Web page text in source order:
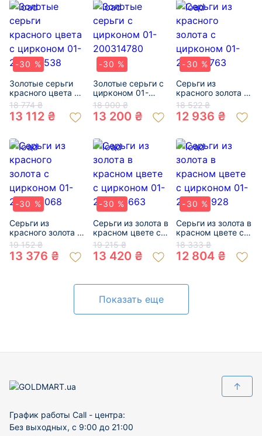
-30 %
Золотые серьги
красного цвета с
цирконом 01-
200070538
18 774 ₴
13 112 ₴
-30 %
Золотые серьги с
цирконом 01-
200314780
18 900 ₴
13 200 ₴
-30 %
Серьги из
красного золота с
цирконом 01-
200188763
18 522 ₴
12 936 ₴
-30 %
Серьги из
красного золота с
цирконом 01-
200200068
19 152 ₴
13 376 ₴
-30 %
Серьги из золота в
красном цвете с
цирконом 01-
200304663
19 215 ₴
13 420 ₴
-30 %
Серьги из золота в
красном цвете с
цирконом 01-
200359928
18 333 ₴
12 804 ₴
Показать еще
↑
График работы Call - центра:
Без выходных, с 9:00 до 21:00